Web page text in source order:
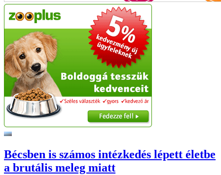
Bécsben is számos intézkedés lépett életbe
a brutális meleg miatt